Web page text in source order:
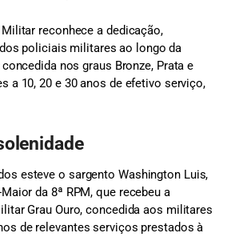
reconhece a dedicação,
policiais militares ao longo da
nos graus Bronze, Prata e
a 10, 20 e 30 anos de efetivo serviço,
esteve o sargento Washington Luis,
da 8ª RPM, que recebeu a
Grau Ouro, concedida aos militares
de relevantes serviços prestados à